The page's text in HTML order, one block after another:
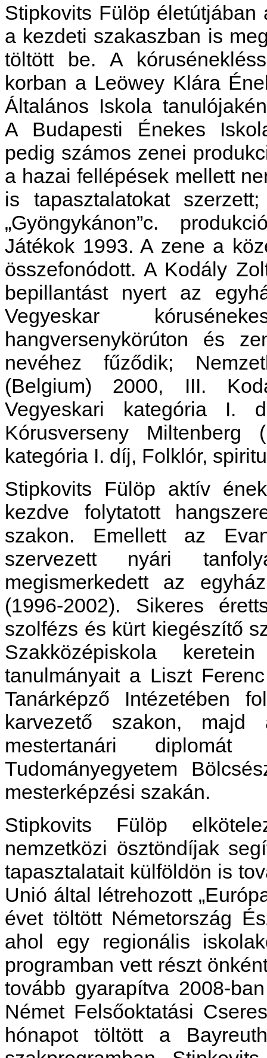
Stipkovits Fülöp életútjában
a kezdeti szakaszban is
töltött be. A
korban a Leöwey Klára
Általános Iskola
A Budapesti Énekes
pedig számos zenei
a hazai fellépések mellett
is tapasztalatokat
„Gyöngykánon”c.
Játékok 1993. A zene a
összefonódott. A Kodály
bepillantást nyert az
Vegyeskar
hangversenykörúton és
nevéhez fűződik;
(Belgium) 2000, III.
Vegyeskari kategória I.
Kórusverseny Miltenberg
kategória I. díj, Folklór,
Stipkovits Fülöp aktív
kezdve folytatott
szakon. Emellett az
szervezett nyári
megismerkedett az
(1996-2002). Sikeres
szolfézs és kürt kiegészítő
Szakközépiskola
tanulmányait a Liszt
Tanárképző Intézetében
karvezető szakon, majd
mestertanári
Tudományegyetem
mesterképzési szakán.
Stipkovits Fülöp
nemzetközi ösztöndíjak
tapasztalatait külföldön is
Unió által létrehozott
évet töltött Németország
ahol egy regionális
programban vett részt
tovább gyarapítva 2008-
Német Felsőoktatási
hónapot töltött a